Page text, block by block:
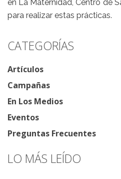
en La Maternidad, Centro de
para realizar estas prácticas.
CATEGORÍAS
Artículos
Campañas
En Los Medios
Eventos
Preguntas Frecuentes
LO MÁS LEÍDO